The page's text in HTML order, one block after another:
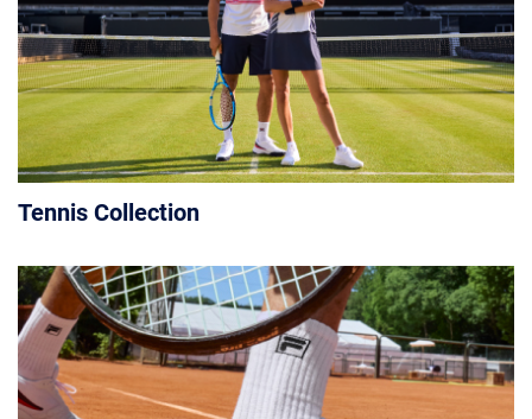
Tennis Collection